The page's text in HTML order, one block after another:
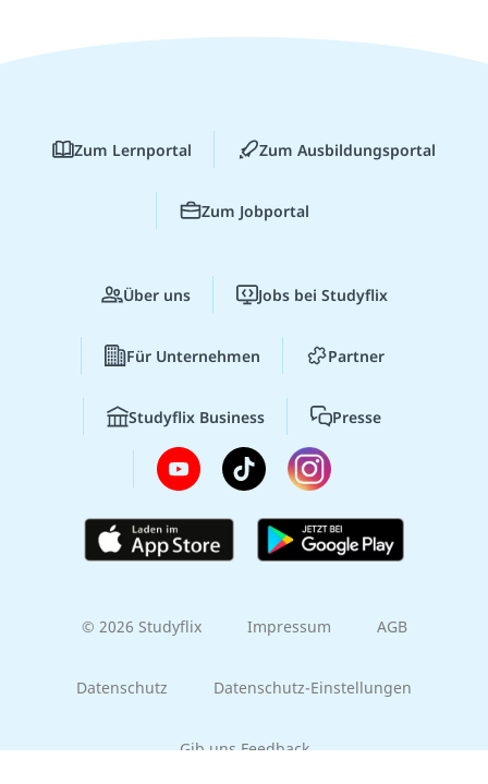
Zum Lernportal Zum Ausbildungsportal
Zum Jobportal
Über uns Jobs bei Studyflix
Für Unternehmen Partner
Studyflix Business Presse
© 2026 Studyflix Impressum AGB
Datenschutz Datenschutz-Einstellungen
Gib uns Feedback